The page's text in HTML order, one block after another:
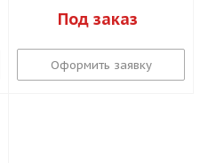
Под заказ
Оформить заявку